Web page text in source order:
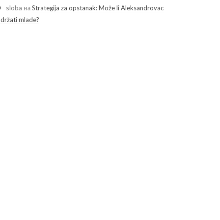
sloba наStrategija za opstanak: Može li Aleksandrovac
mlade?